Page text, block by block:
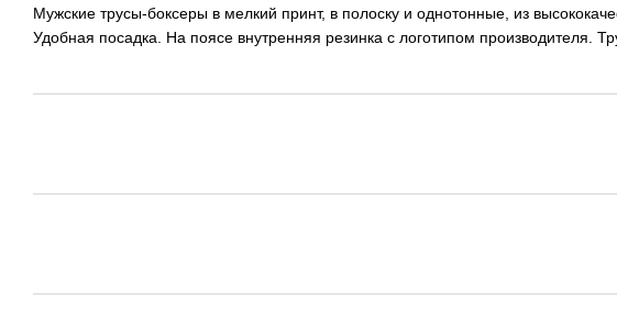
Мужские трусы-боксеры в мелкий принт, в полоску и однотонные, из
Удобная посадка. На поясе внутренняя резинка с логотипом производителя.